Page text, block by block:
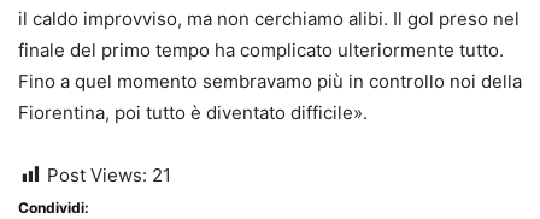
il caldo improvviso, ma non cerchiamo alibi. Il gol preso nel
finale del primo tempo ha complicato ulteriormente tutto.
Fino a quel momento sembravamo più in controllo noi della
Fiorentina, poi tutto è diventato difficile».
Post Views: 21
Condividi: